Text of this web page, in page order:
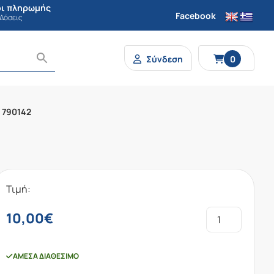
πληρωμής
Facebook
Σύνδεση 0
Τιμή:
10,00€
ΆΜΕΣΑ ΔΙΑΘΈΣΙΜΟ